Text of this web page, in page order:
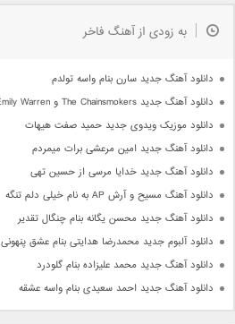
به زودی از آهنگ فاخر
دانلود آهنگ جدید سارن بنام واسه تولدم
دانلود آهنگ جدید The Chainsmokers و Emily Warren بنام Side Effects
دانلود موزیک ویدوی جدید حمید صفت هیهات
دانلود آهنگ جدید امین مرعشی برات میمردم
دانلود آهنگ جدید خدایا مرسی از حسین تهی
دانلود آهنگ مسیح و آرش AP به نام خیلی دلم تنگه
دانلود آهنگ جدید محسن یگانه بنام چنگال تقدیر
دانلود آلبوم جدید محمدرضا هدایتی بنام عشق پنهونی
دانلود آهنگ جدید محمد علیزاده بنام گلودرد
دانلود آهنگ جدید احمد سعیدی بنام واسه عشقه